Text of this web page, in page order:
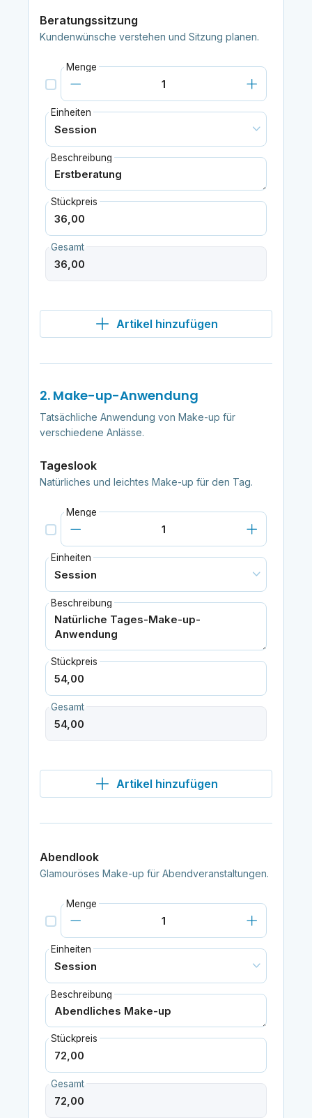
Beratungssitzung
Kundenwünsche verstehen und Sitzung planen.
Menge
Einheiten
Beschreibung
Stückpreis
Gesamt
Artikel hinzufügen
2. Make-up-Anwendung
Tatsächliche Anwendung von Make-up für
verschiedene Anlässe.
Tageslook
Natürliches und leichtes Make-up für den Tag.
Menge
Einheiten
Beschreibung
Stückpreis
Gesamt
Artikel hinzufügen
Abendlook
Glamouröses Make-up für Abendveranstaltungen.
Menge
Einheiten
Beschreibung
Stückpreis
Gesamt